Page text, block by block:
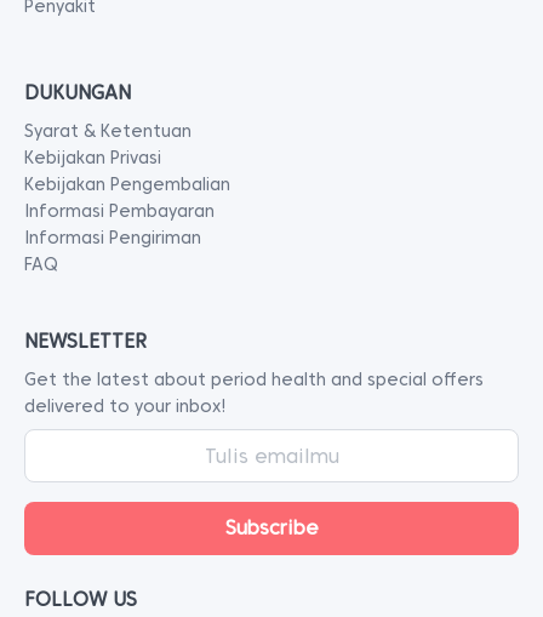
Penyakit
DUKUNGAN
Syarat & Ketentuan
Kebijakan Privasi
Kebijakan Pengembalian
Informasi Pembayaran
Informasi Pengiriman
FAQ
NEWSLETTER
Get the latest about period health and special offers
delivered to your inbox!
FOLLOW US